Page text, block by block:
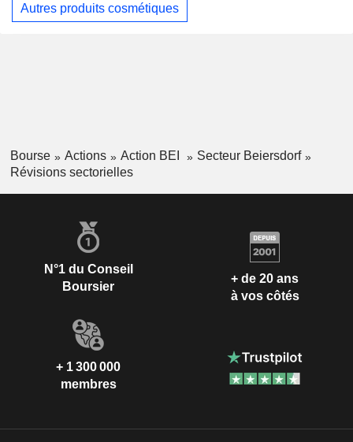
Autres produits cosmétiques
Bourse Actions Action BEI
Secteur Beiersdorf
Révisions sectorielles
N°1 du Conseil
Boursier
+ de 20 ans
à vos côtés
+ 1 300 000
membres